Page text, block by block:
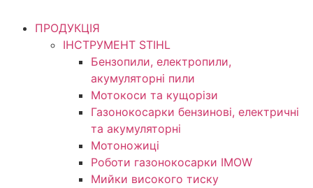
ПРОДУКЦІЯ
ІНСТРУМЕНТ STIHL
Бензопили, електропили,
акумуляторні пили
Мотокоси та кущорізи
Газонокосарки бензинові, електричні
та акумуляторні
Мотоножиці
Роботи газонокосарки IMOW
Мийки високого тиску